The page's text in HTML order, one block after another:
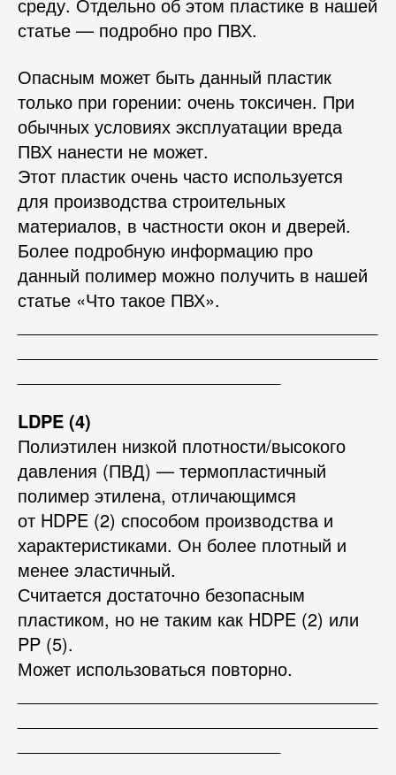
статье — подробно про ПВХ.
Опасным может быть данный пластик
только при горении: очень токсичен. При
обычных условиях эксплуатации вреда
ПВХ нанести не может.
Этот пластик очень часто используется
для производства строительных
материалов, в частности окон и дверей.
Более подробную информацию про
данный полимер можно получить в нашей
статье «Что такое ПВХ».
LDPE (4)
Полиэтилен низкой плотности/высокого
давления (ПВД) — термопластичный
полимер этилена, отличающимся
от HDPE (2) способом производства и
характеристиками. Он более плотный и
менее эластичный.
Считается достаточно безопасным
пластиком, но не таким как HDPE (2) или
PP (5).
Может использоваться повторно.